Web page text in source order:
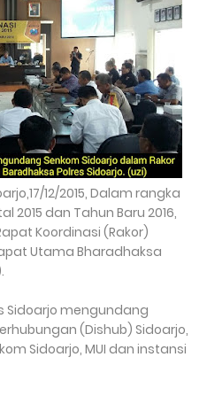
12/2015, Dalam rangka
2015 dan Tahun Baru 2016,
Koordinasi (Rakor)
Utama Bharadhaksa
Sidoarjo mengundang
(Dishub) Sidoarjo,
Sidoarjo, MUI dan instansi